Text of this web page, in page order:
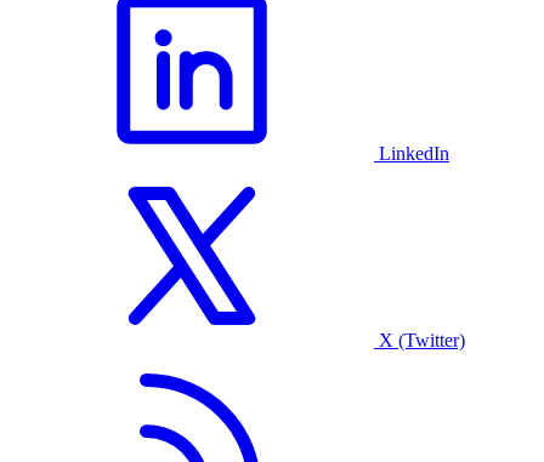
LinkedIn
X (Twitter)